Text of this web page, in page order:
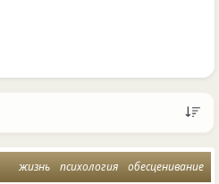
жизнь психология обесценивание